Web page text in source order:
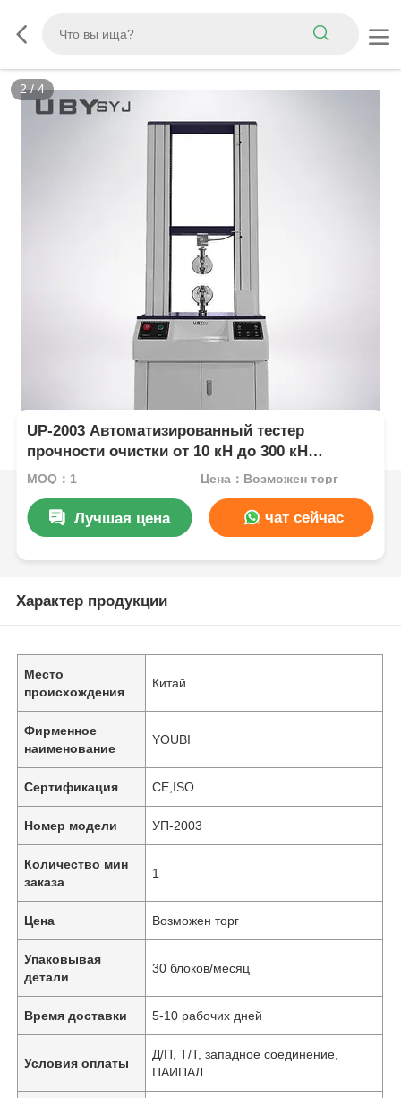
3/4
UP-2003 Автоматизированный тестер
прочности очистки от 10 кН до 300 кН
Пропускная способность ±1,0% Точность
MOQ：1 Цена：Возможен торг
Лучшая цена чат сейчас
Характер продукции
Место
происхождения
Китай
Фирменное
наименование
YOUBI
Сертификация CE,ISO
Номер модели УП-2003
Количество мин
заказа
1
Цена Возможен торг
Упаковывая
детали
30 блоков/месяц
Время доставки 5-10 рабочих дней
Условия оплаты
Д/П, Т/Т, западное соединение,
ПАИПАЛ